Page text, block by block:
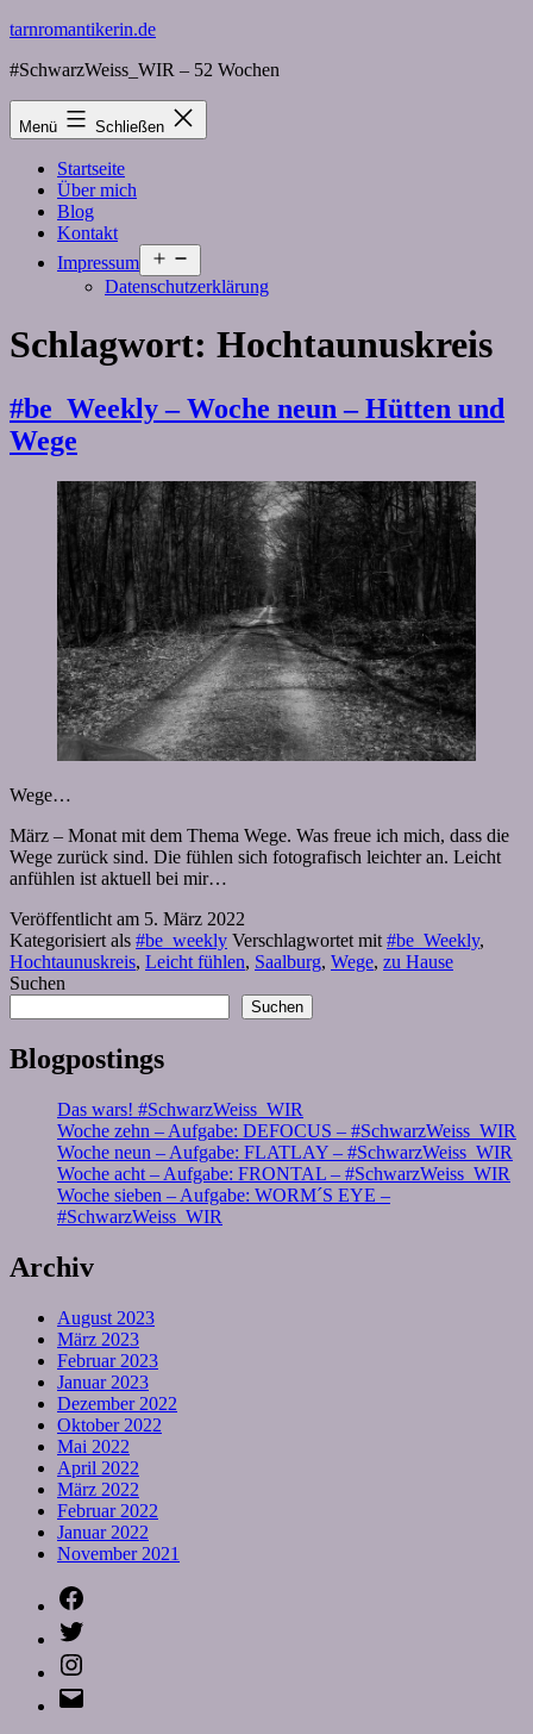
Zum
springen
tarnromantikerin.de
#SchwarzWeiss_WIR – 52 Wochen
Menü Schließen
Startseite
Über mich
Blog
Kontakt
Impressum
öffnen
Datenschutzerklärung
Schlagwort: Hochtaunuskreis
#be_Weekly – Woche neun – Hütten und
Wege
Wege…
März – Monat mit dem Thema Wege. Was freue ich mich, dass die
Wege zurück sind. Die fühlen sich fotografisch leichter an. Leicht
anfühlen ist aktuell bei mir…
Veröffentlicht am 5. März 2022
Kategorisiert als #be_weekly Verschlagwortet mit #be_Weekly,
Hochtaunuskreis, Leicht fühlen, Saalburg, Wege, zu Hause
Suchen
Suchen
Blogpostings
Das wars! #SchwarzWeiss_WIR
Woche zehn – Aufgabe: DEFOCUS – #SchwarzWeiss_WIR
Woche neun – Aufgabe: FLATLAY – #SchwarzWeiss_WIR
Woche acht – Aufgabe: FRONTAL – #SchwarzWeiss_WIR
Woche sieben – Aufgabe: WORM´S EYE –
#SchwarzWeiss_WIR
Archiv
August 2023
März 2023
Februar 2023
Januar 2023
Dezember 2022
Oktober 2022
Mai 2022
April 2022
März 2022
Februar 2022
Januar 2022
November 2021